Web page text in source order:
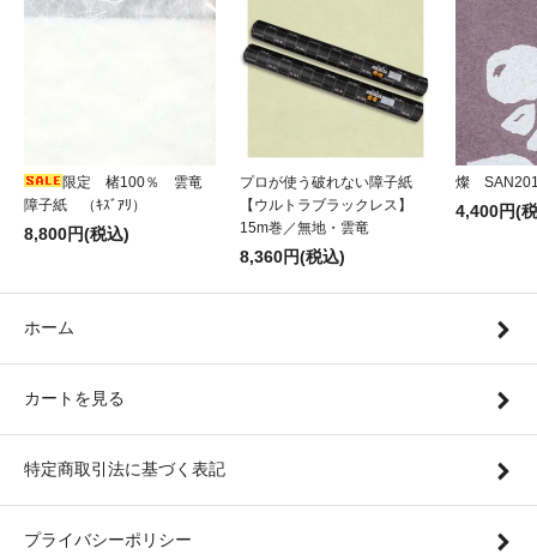
限定 楮100％ 雲竜
障子紙 （ｷｽﾞｱﾘ）
8,800円(税込)
プロが使う破れない障子紙
【ウルトラブラックレス】
15m巻／無地・雲竜
8,360円(税込)
燦
4,400円(
ホーム
カートを見る
特定商取引法に基づく表記
プライバシーポリシー